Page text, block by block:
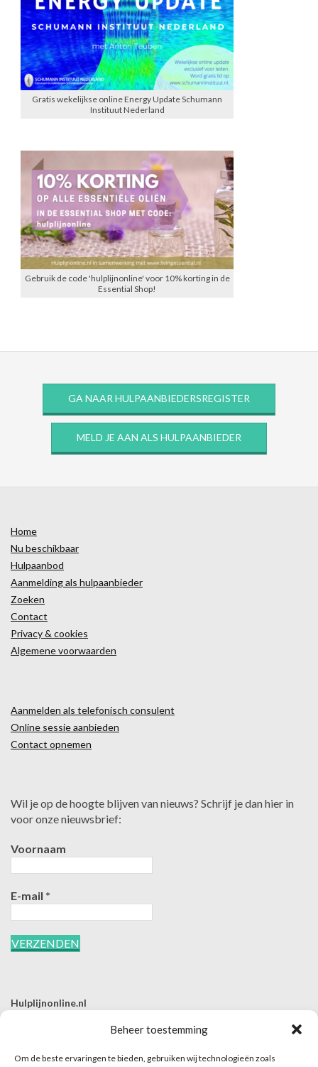
Beheer toestemming
Om de beste ervaringen te bieden, gebruiken wij technologieën zoals
Gratis wekelijkse online Energy Update Schumann
Instituut Nederland
Gebruik de code 'hulplijnonline' voor 10% korting in de
Essential Shop!
GA NAAR HULPAANBIEDERSREGISTER
MELD JE AAN ALS HULPAANBIEDER
Home
Nu beschikbaar
Hulpaanbod
Aanmelding als hulpaanbieder
Zoeken
Contact
Privacy & cookies
Algemene voorwaarden
Aanmelden als telefonisch consulent
Online sessie aanbieden
Contact opnemen
Wil je op de hoogte blijven van nieuws? Schrijf je dan hier in
voor onze nieuwsbrief:
Voornaam
E-mail *
Hulplijnonline.nl
E | info@hulplijnonline.nl